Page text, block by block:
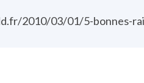
2010/03/01/5-bonnes-